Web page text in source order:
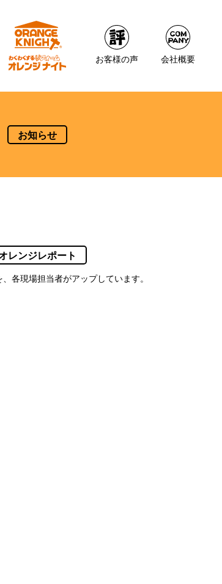
お客様の声 会社概要
お知らせ
レンジレポート
各現場担当者がアップしています。